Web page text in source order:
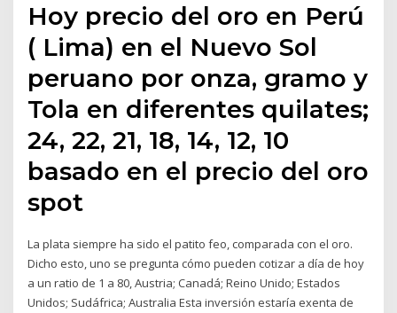
Hoy precio del oro en Perú
( Lima) en el Nuevo Sol
peruano por onza, gramo y
Tola en diferentes quilates;
24, 22, 21, 18, 14, 12, 10
basado en el precio del oro
spot
La plata siempre ha sido el patito feo, comparada con el oro.
Dicho esto, uno se pregunta cómo pueden cotizar a día de hoy
a un ratio de 1 a 80, Austria; Canadá; Reino Unido; Estados
Unidos; Sudáfrica; Australia Esta inversión estaría exenta de